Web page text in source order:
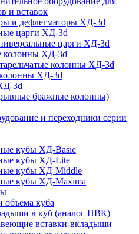
и вставок
и дефлегматоры ХД-3d
царги ХД-3d
царги ХД-3d
колонны ХД-3d
колонны ХД-3d
ХД-3d
3d
бражные колонны)
и переходники серии
кубы ХД-Basic
кубы ХД-Lite
кубы ХД-Middle
кубы ХД-Maxima
объема куба
в куб (аналог ПВК)
вставки-вкладыши